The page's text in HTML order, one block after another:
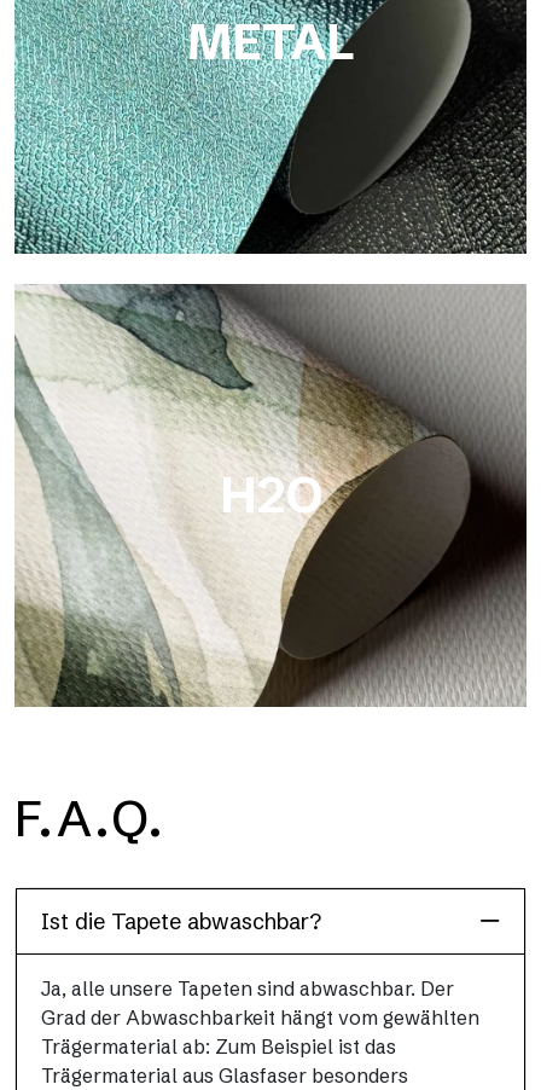
METAL
Metal
Metal ist die metallische Tapete von Tecnografica, mit
einzigartigen metallischen Reflexen, die Gold-, Silber-, Kupfer-
und satte Farben hervorheben.
H2O
H2O ist die wasserdichte Glasfaser-Badezimmertapete, ideal
für Duschkabinen und feuchte Umgebungen, mit hoher
F.A.Q.
Ist die Tapete abwaschbar?
Ja, alle unsere Tapeten sind abwaschbar. Der
Grad der Abwaschbarkeit hängt vom gewählten
Trägermaterial ab: Zum Beispiel ist das
Trägermaterial aus Glasfaser besonders